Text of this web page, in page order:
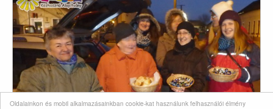
Oldalainkon és mobil alkalmazásainkban cookie-kat használunk felhasználói élmény